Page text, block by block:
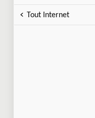
Tout Internet